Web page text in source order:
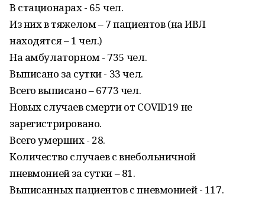
В стационарах - 65 чел.
Из них в тяжелом – 7 пациентов (на ИВЛ
находятся – 1 чел.)
На амбулаторном - 735 чел.
Выписано за сутки - 33 чел.
Всего выписано – 6773 чел.
Новых случаев смерти от COVID19 не
зарегистрировано.
Всего умерших - 28.
Количество случаев с внебольничной
пневмонией за сутки – 81.
Выписанных пациентов с пневмонией - 117.